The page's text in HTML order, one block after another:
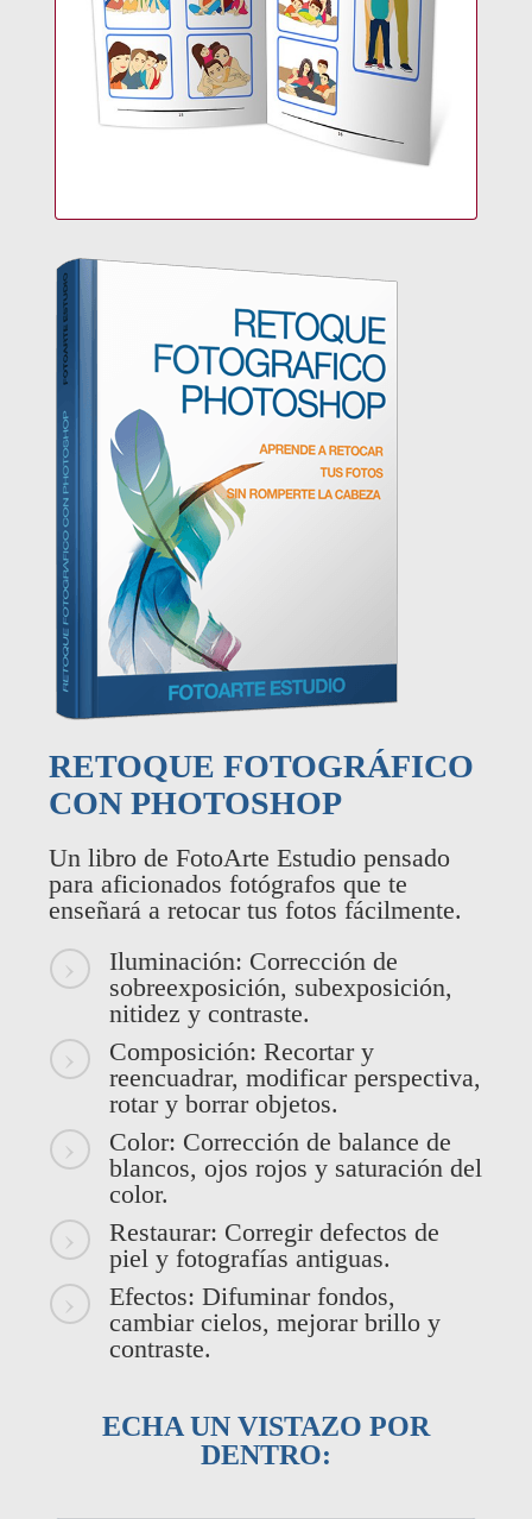
RETOQUE FOTOGRÁFICO
CON PHOTOSHOP
Un libro de FotoArte Estudio pensado
para aficionados fotógrafos que te
enseñará a retocar tus fotos fácilmente.
Iluminación: Corrección de
sobreexposición, subexposición,
nitidez y contraste.
Composición: Recortar y
reencuadrar, modificar perspectiva,
rotar y borrar objetos.
Color: Corrección de balance de
blancos, ojos rojos y saturación del
color.
Restaurar: Corregir defectos de
piel y fotografías antiguas.
Efectos: Difuminar fondos,
cambiar cielos, mejorar brillo y
contraste.
ECHA UN VISTAZO POR
DENTRO: